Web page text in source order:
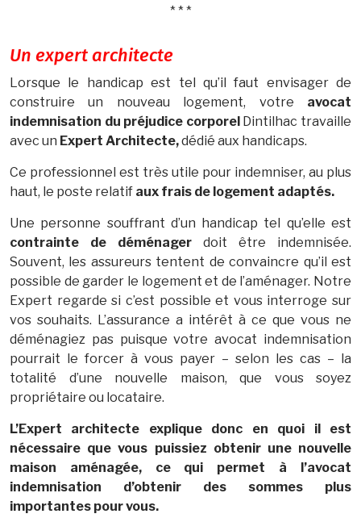
* * *
Un expert architecte
Lorsque le handicap est tel qu’il faut envisager de
construire un nouveau logement, votre avocat
indemnisation du préjudice corporelDintilhac travaille
avec un Expert Architecte,dédié aux handicaps.
Ce professionnel est très utile pour indemniser, au plus
haut, le poste relatif aux frais de logement adaptés.
Une personne souffrant d’un handicap tel qu’elle est
contrainte de déménager doit être indemnisée.
Souvent, les assureurs tentent de convaincre qu’il est
possible de garder le logement et de l’aménager. Notre
Expert regarde si c’est possible et vous interroge sur
vos souhaits. L’assurance a intérêt à ce que vous ne
déménagiez pas puisque votre avocat indemnisation
pourrait le forcer à vous payer – selon les cas – la
totalité d’une nouvelle maison, que vous soyez
propriétaire ou locataire.
L’Expert architecte explique donc en quoi il est
nécessaire que vous puissiez obtenir une nouvelle
maison aménagée, ce qui permet à l’avocat
indemnisation d’obtenir des sommes plus
importantes pour vous.